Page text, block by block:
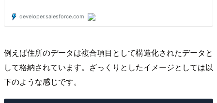
例えば住所のデータは複合項目として構造化されたデータと
して格納されています。ざっくりとしたイメージとしては以
下のような感じです。